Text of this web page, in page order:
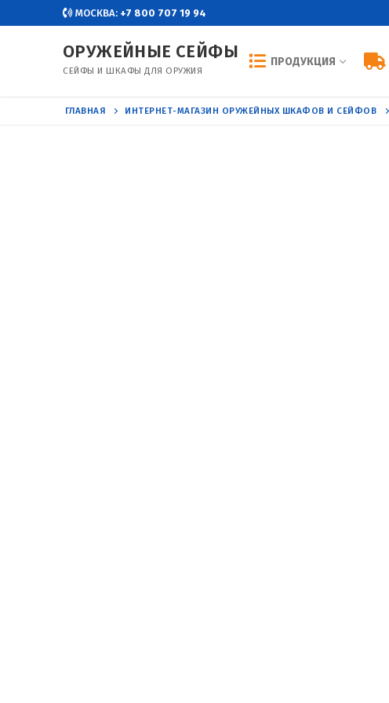
содержимому
МОСКВА: +7 800 707 19 94
ОРУЖЕЙНЫЕ СЕЙФЫ
СЕЙФЫ И ШКАФЫ ДЛЯ ОРУЖИЯ
ПРОДУКЦИЯ
ГЛАВНАЯ ИНТЕРНЕТ-МАГАЗИН ОРУЖЕЙНЫХ ШКАФОВ И СЕЙФОВ